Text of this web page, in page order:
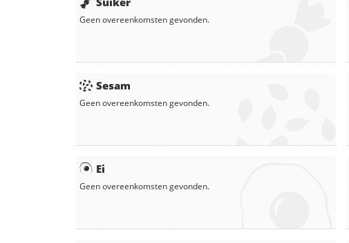
Geen overeenkomsten gevonden.
Sesam
Geen overeenkomsten gevonden.
Ei
Geen overeenkomsten gevonden.